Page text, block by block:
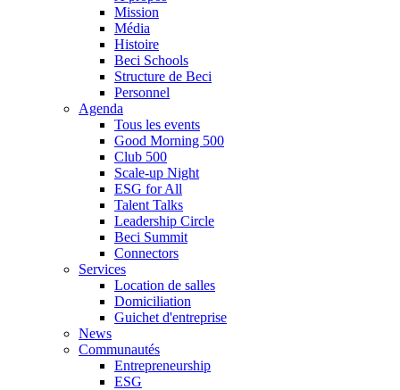
Mission
Média
Histoire
Beci Schools
Structure de Beci
Personnel
Agenda
Tous les events
Good Morning 500
Club 500
Scale-up Night
ESG for All
Talent Talks
Leadership Circle
Beci Summit
Connectors
Services
Location de salles
Domiciliation
Guichet d'entreprise
News
Communautés
Entrepreneurship
ESG